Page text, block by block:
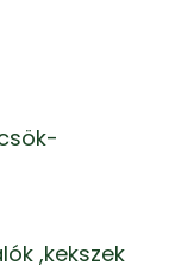
,kekszek